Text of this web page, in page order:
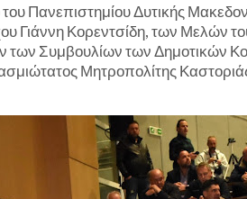
Πανεπιστημίου Δυτικής
Γιάννη Κορεντσίδη, των Μελών
Συμβουλίων των Δημοτικών
Μητροπολίτης